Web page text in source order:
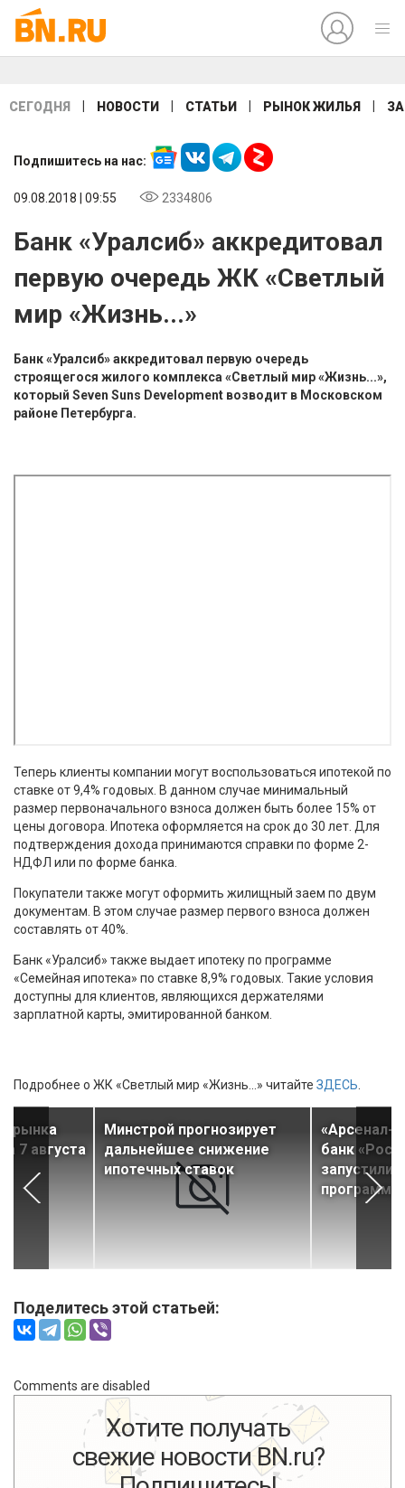
СЕГОДНЯ НОВОСТИ СТАТЬИ РЫНОК ЖИЛЬЯ
Подпишитесь на нас:
09.08.2018 | 09:55 2334806
Банк «Уралсиб» аккредитовал
первую очередь ЖК «Светлый
мир «Жизнь...»
Банк «Уралсиб» аккредитовал первую очередь
строящегося жилого комплекса «Светлый мир «Жизнь...»,
который Seven Suns Development возводит в Московском
районе Петербурга.
Теперь клиенты компании могут воспользоваться ипотекой по
ставке от 9,4% годовых. В данном случае минимальный
размер первоначального взноса должен быть более 15% от
цены договора. Ипотека оформляется на срок до 30 лет. Для
подтверждения дохода принимаются справки по форме 2-
НДФЛ или по форме банка.
Покупатели также могут оформить жилищный заем по двум
документам. В этом случае размер первого взноса должен
составлять от 40%.
Банк «Уралсиб» также выдает ипотеку по программе
«Семейная ипотека» по ставке 8,9% годовых. Такие условия
доступны для клиентов, являющихся держателями
зарплатной карты, эмитированной банком.
Подробнее о ЖК «Светлый мир «Жизнь...» читайте ЗДЕСЬ
рынка
7 августа
Минстрой прогнозирует
дальнейшее снижение
ипотечных ставок
«Арсенал-
банк
запустили
программу
Поделитесь этой статьей:
Comments are disabled
Хотите получать
свежие новости BN.ru?